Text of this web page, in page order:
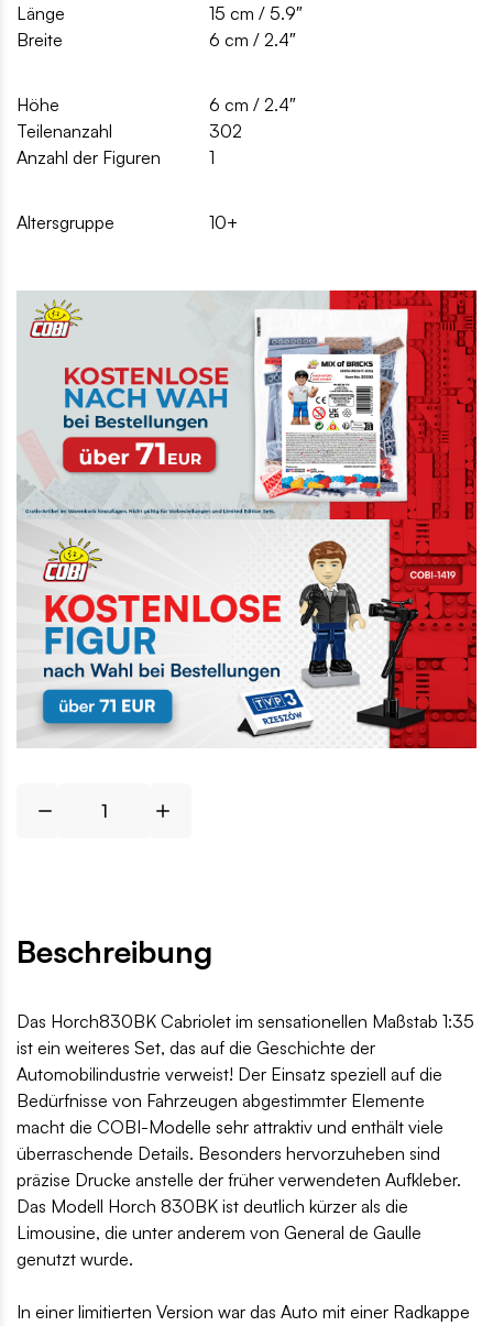
Länge
15 cm / 5.9″
Breite
6 cm / 2.4″
Höhe
6 cm / 2.4″
Teilenanzahl
302
Anzahl der Figuren
1
Altersgruppe 10+
Beschreibung
Das Horch830BK Cabriolet im sensationellen Maßstab 1:35
ist ein weiteres Set, das auf die Geschichte der
Automobilindustrie verweist! Der Einsatz speziell auf die
Bedürfnisse von Fahrzeugen abgestimmter Elemente
macht die COBI-Modelle sehr attraktiv und enthält viele
überraschende Details. Besonders hervorzuheben sind
präzise Drucke anstelle der früher verwendeten Aufkleber.
Das Modell Horch 830BK ist deutlich kürzer als die
Limousine, die unter anderem von General de Gaulle
genutzt wurde.
In einer limitierten Version war das Auto mit einer Radkappe